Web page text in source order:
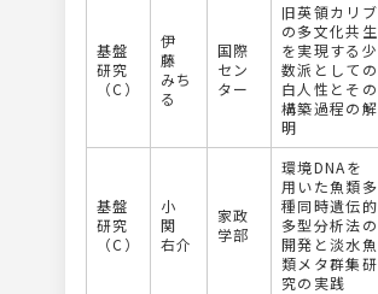
基盤
研究
（C）
伊
藤
みち
る
国際
セン
ター
旧英領カリブ
の多文化共生
を実現する少
数派としての
白人性とその
構築過程の解
明
基盤
研究
（C）
小
関
右介
家政
学部
環境DNAを
用いた魚類多
種同時遺伝的
多型分析法の
開発と淡水魚
類メタ群集研
究の実践